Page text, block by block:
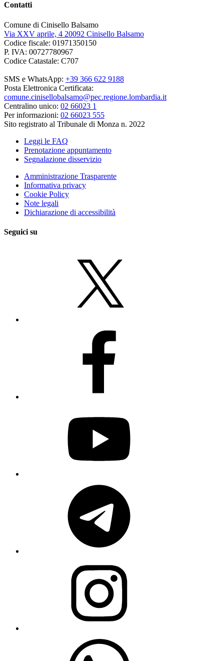
Contatti
Comune di Cinisello Balsamo
Via XXV aprile, 4 20092 Cinisello Balsamo
Codice fiscale: 01971350150
P. IVA: 00727780967
Codice Catastale: C707
SMS e WhatsApp: +39 366 622 9188
Posta Elettronica Certificata:
comune.cinisellobalsamo@pec.regione.lombardia.it
Centralino unico: 02 66023 1
Per informazioni: 02 66023 555
Sito registrato al Tribunale di Monza n. 2022
Leggi le FAQ
Prenotazione appuntamento
Segnalazione disservizio
Amministrazione Trasparente
Informativa privacy
Cookie Policy
Note legali
Dichiarazione di accessibilità
Seguici su